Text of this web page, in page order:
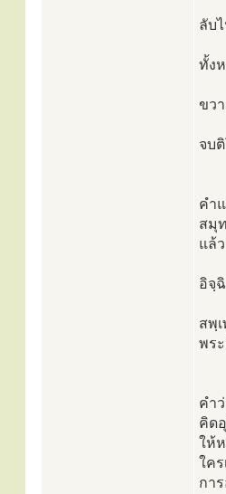
ลับ
ทั้ง
ขว
จบ
คำ
สมุ
แล้
อิจฺ
สพฺ
พร
คำ
คิด
ให้
ใค
กา